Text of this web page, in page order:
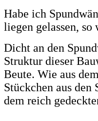
Habe ich
liegen gelassen, so
Dicht an den
Struktur dieser
Beute. Wie aus
Stückchen aus den
dem reich